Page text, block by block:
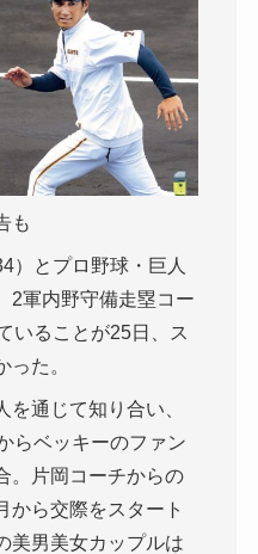
も
）とプロ野球・巨人
2軍内野守備走塁コー
いることが25日、ス
た。
通じて知り合い、
らベッキーのファン
。片岡コーチからの
から交際をスタート
美男美女カップルは